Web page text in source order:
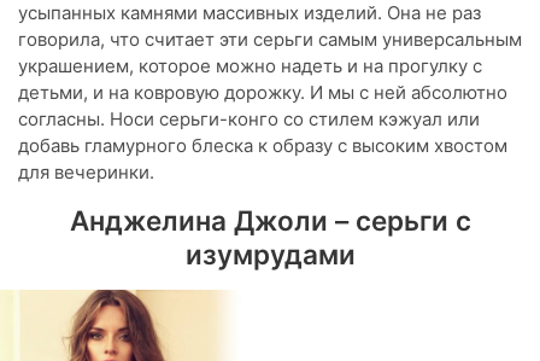
усыпанных камнями массивных изделий. Она не раз
говорила, что считает эти серьги самым универсальным
украшением, которое можно надеть и на прогулку с
детьми, и на ковровую дорожку. И мы с ней абсолютно
согласны. Носи серьги-конго со стилем кэжуал или
добавь гламурного блеска к образу с высоким хвостом
для вечеринки.
Анджелина Джоли – серьги с
изумрудами